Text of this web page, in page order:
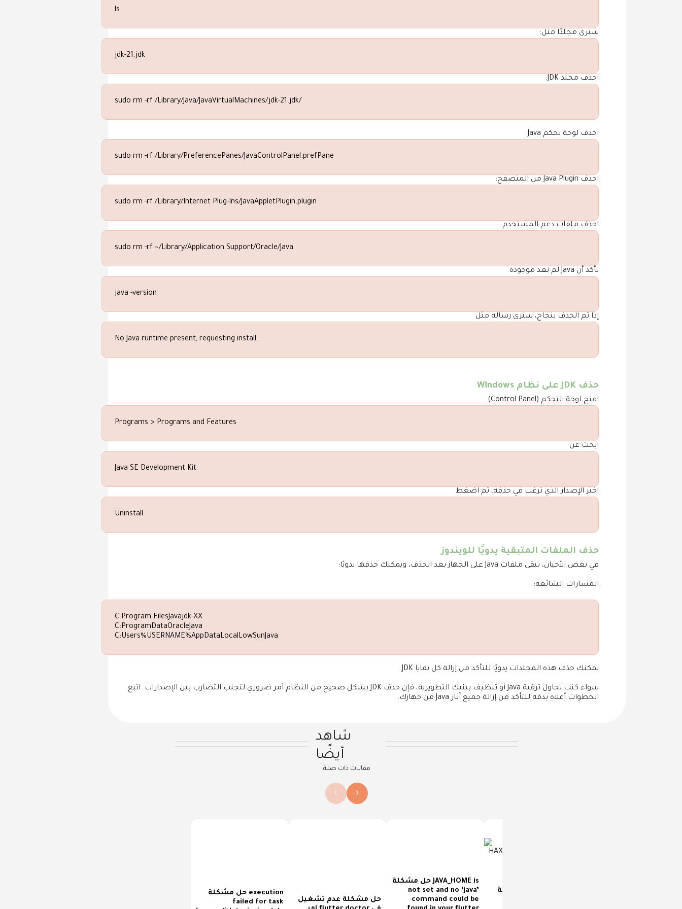
ls
سترى مجلدًا مثل:
jdk-21.jdk
احذف مجلد JDK:
sudo rm -rf /Library/Java/JavaVirtualMachines/jdk-21.jdk/
احذف لوحة تحكم Java:
sudo rm -rf /Library/PreferencePanes/JavaControlPanel.prefPane
احذف Java Plugin من المتصفح:
sudo rm -rf /Library/Internet Plug-Ins/JavaAppletPlugin.plugin
احذف ملفات دعم المستخدم
sudo rm -rf ~/Library/Application Support/Oracle/Java
تأكد أن Java لم تعد موجودة
java -version
إذا تم الحذف بنجاح، سترى رسالة مثل
No Java runtime present, requesting install.
حذف JDK على نظام Windows
افتح لوحة التحكم (Control Panel).
Programs > Programs and Features
ابحث عن
Java SE Development Kit
اختر الإصدار الذي ترغب في حذفه، ثم اضغط
Uninstall
حذف الملفات المتبقية يدويًا للويندوز
في بعض الأحيان، تبقى ملفات Java على الجهاز بعد الحذف، ويمكنك حذفها يدويًا:
المسارات الشائعة:
C:Program FilesJavajdk-XX
C:ProgramDataOracleJava
C:Users%USERNAME%AppDataLocalLowSunJava
يمكنك حذف هذه المجلدات يدويًا للتأكد من إزالة كل بقايا JDK.
سواء كنت تحاول ترقية Java أو تنظيف بيئتك التطويرية، فإن حذف JDK بشكل صحيح من النظام أمر ضروري لتجنب التضارب بين الإصدارات. اتبع
الخطوات أعلاه بدقة للتأكد من إزالة جميع آثار Java من جهازك.
شاهد
أيضًا
مقالات ذات صلة
‹
›
كيفية حل مشكلة Intel
حل مشكلة JAVA_HOME is
not set and no ‘java’
command could be
حل مشكلة عدم تشغيل
حل مشكلة execution
failed for task